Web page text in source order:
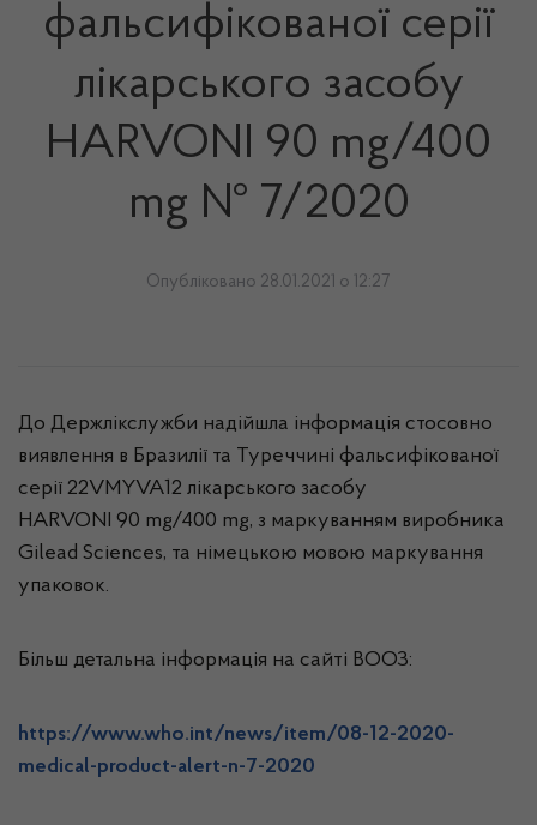
фальсифікованої серії
лікарського засобу
HARVONI 90 mg/400
mg № 7/2020
Опубліковано 28.01.2021 о 12:27
До Держлікслужби надійшла інформація стосовно
виявлення в Бразилії та Туреччині фальсифікованої
серії 22VMYVA12 лікарського засобу
HARVONI 90 mg/400 mg, з маркуванням виробника
Gilead Sciences, та німецькою мовою маркування
упаковок.
Більш детальна інформація на сайті ВООЗ:
https://www.who.int/news/item/08-12-2020-
medical-product-alert-n-7-2020